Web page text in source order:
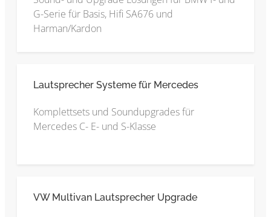
G-Serie für Basis, Hifi SA676 und
Harman/Kardon
Lautsprecher Systeme für Mercedes
Komplettsets und Soundupgrades für
Mercedes C- E- und S-Klasse
VW Multivan Lautsprecher Upgrade